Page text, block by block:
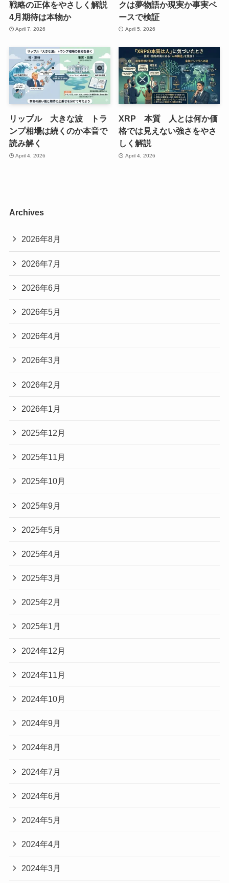
戦略の正体をやさしく解説
4月期待は本物か
April 7, 2026
クは夢物語か現実か事実ベ
ースで検証
April 5, 2026
リップル 大きな波 トラ
ンプ相場は続くのか本音で
読み解く
April 4, 2026
XRP 本質 人とは何か価
格では見えない強さをやさ
しく解説
April 4, 2026
Archives
2026年8月
2026年7月
2026年6月
2026年5月
2026年4月
2026年3月
2026年2月
2026年1月
2025年12月
2025年11月
2025年10月
2025年9月
2025年5月
2025年4月
2025年3月
2025年2月
2025年1月
2024年12月
2024年11月
2024年10月
2024年9月
2024年8月
2024年7月
2024年6月
2024年5月
2024年4月
2024年3月